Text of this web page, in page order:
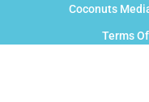
Coconuts
Terms